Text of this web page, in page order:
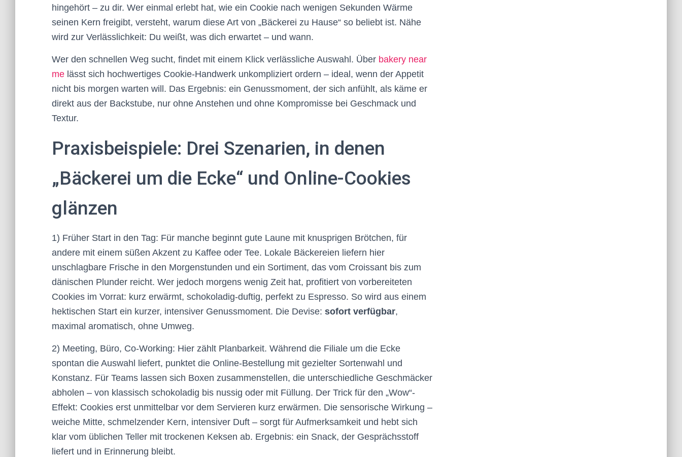
hingehört – zu dir. Wer einmal erlebt hat, wie ein Cookie nach wenigen Sekunden Wärme
seinen Kern freigibt, versteht, warum diese Art von „Bäckerei zu Hause“ so beliebt ist. Nähe
wird zur Verlässlichkeit: Du weißt, was dich erwartet – und wann.
Wer den schnellen Weg sucht, findet mit einem Klick verlässliche Auswahl. Über bakery near
me lässt sich hochwertiges Cookie-Handwerk unkompliziert ordern – ideal, wenn der Appetit
nicht bis morgen warten will. Das Ergebnis: ein Genussmoment, der sich anfühlt, als käme er
direkt aus der Backstube, nur ohne Anstehen und ohne Kompromisse bei Geschmack und
Textur.
Praxisbeispiele: Drei Szenarien, in denen
„Bäckerei um die Ecke“ und Online-Cookies
glänzen
1) Früher Start in den Tag: Für manche beginnt gute Laune mit knusprigen Brötchen, für
andere mit einem süßen Akzent zu Kaffee oder Tee. Lokale Bäckereien liefern hier
unschlagbare Frische in den Morgenstunden und ein Sortiment, das vom Croissant bis zum
dänischen Plunder reicht. Wer jedoch morgens wenig Zeit hat, profitiert von vorbereiteten
Cookies im Vorrat: kurz erwärmt, schokoladig-duftig, perfekt zu Espresso. So wird aus einem
hektischen Start ein kurzer, intensiver Genussmoment. Die Devise: sofort verfügbar,
maximal aromatisch, ohne Umweg.
2) Meeting, Büro, Co-Working: Hier zählt Planbarkeit. Während die Filiale um die Ecke
spontan die Auswahl liefert, punktet die Online-Bestellung mit gezielter Sortenwahl und
Konstanz. Für Teams lassen sich Boxen zusammenstellen, die unterschiedliche Geschmäcker
abholen – von klassisch schokoladig bis nussig oder mit Füllung. Der Trick für den „Wow“-
Effekt: Cookies erst unmittelbar vor dem Servieren kurz erwärmen. Die sensorische Wirkung –
weiche Mitte, schmelzender Kern, intensiver Duft – sorgt für Aufmerksamkeit und hebt sich
klar vom üblichen Teller mit trockenen Keksen ab. Ergebnis: ein Snack, der Gesprächsstoff
liefert und in Erinnerung bleibt.